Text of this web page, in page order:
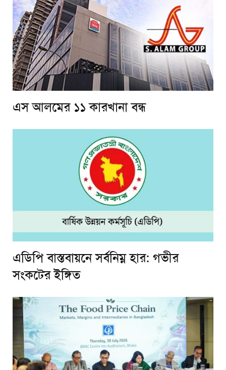
এস আলমের ১১ কারখানা বন্ধ
এডিপি বাস্তবায়নে সর্বনিম্ন হার: গভীর
সংকটের ইঙ্গিত